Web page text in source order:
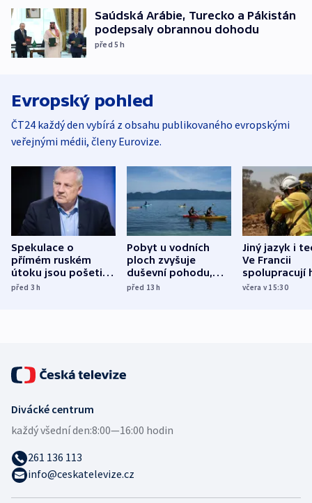
Saúdská Arábie, Turecko a Pákistán
podepsaly obrannou dohodu
před 5h
Evropský pohled
ČT24 každý den vybírá z obsahu publikovaného evropskými
veřejnými médii, členy Eurovize.
Spekulace o
přímém ruském
útoku jsou pošetilé,
míní estonský
před 3h
Pobyt u vodních
ploch zvyšuje
duševní pohodu,
ukázala
před 13h
Jiný jazyk i
Ve Francii
spolupracují
různých zemí
včera v 15:30
Divácké centrum
každý všední den:8:00—16:00 hodin
261 136 113
info@ceskatelevize.cz